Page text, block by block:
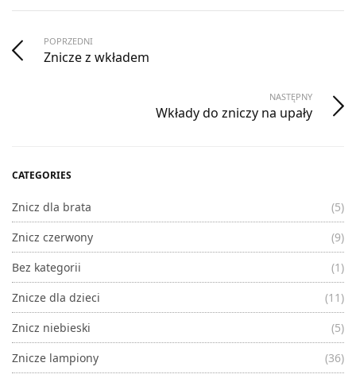
POPRZEDNI
Znicze z wkładem
NASTĘPNY
Wkłady do zniczy na upały
CATEGORIES
Znicz dla brata
(5)
Znicz czerwony
(9)
Bez kategorii
(1)
Znicze dla dzieci
(11)
Znicz niebieski
(5)
Znicze lampiony
(36)